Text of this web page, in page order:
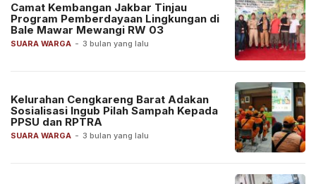
SUARA WARGA - 3 bulan yang lalu
Camat Kembangan Jakbar Tinjau
Program Pemberdayaan Lingkungan di
Bale Mawar Mewangi RW 03
SUARA WARGA - 3 bulan yang lalu
Kelurahan Cengkareng Barat Adakan
Sosialisasi Ingub Pilah Sampah Kepada
PPSU dan RPTRA